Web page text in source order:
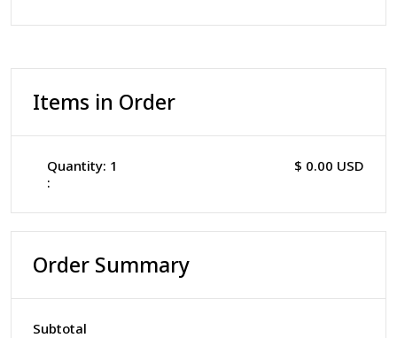
Items in Order
1
:
$ 0.00 USD
Order Summary
Subtotal